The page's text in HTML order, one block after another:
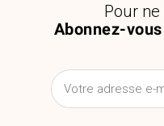
Abonnez-
Pour